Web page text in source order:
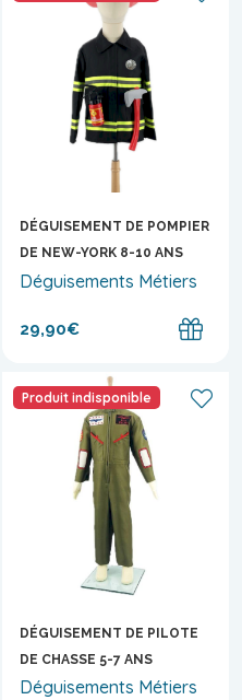
DÉGUISEMENT DE POMPIER
DE NEW-YORK 8-10 ANS
Déguisements Métiers
29,90€
Produit indisponible
DÉGUISEMENT DE PILOTE
DE CHASSE 5-7 ANS
Déguisements Métiers